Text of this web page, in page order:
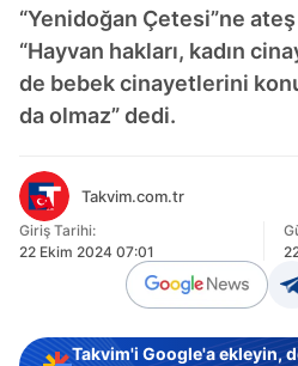
“Yenidoğan Çetesi”ne
“Hayvan hakları, kadın
de bebek cinayetlerini
da olmaz” dedi.
Takvim.com.tr
Giriş Tarihi:
22 Ekim 2024 07:01
Takvim'i Google'a ekleyin,